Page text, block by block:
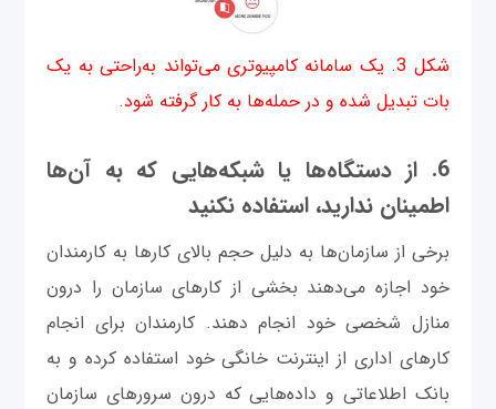
شکل 3. یک سامانه کامپیوتری می‌تواند به‌راحتی به یک
بات تبدیل شده و در حمله‌ها به کار گرفته شود.
6. از دستگاه‌ها یا شبکه‌هایی که به آن‌ها
اطمینان ندارید، استفاده نکنید
برخی از سازمان‌ها به دلیل حجم بالای کارها به کارمندان
خود اجازه می‌دهند بخشی از کارهای سازمان را درون
منازل شخصی خود انجام دهند. کارمندان برای انجام
کارهای اداری از اینترنت خانگی خود استفاده کرده و به
بانک اطلاعاتی و داده‌هایی که درون سرورهای سازمان